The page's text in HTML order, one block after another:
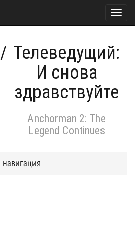
/ Телеведущий:
И снова
здравствуйте
Anchorman 2: The
Legend Continues
навигация